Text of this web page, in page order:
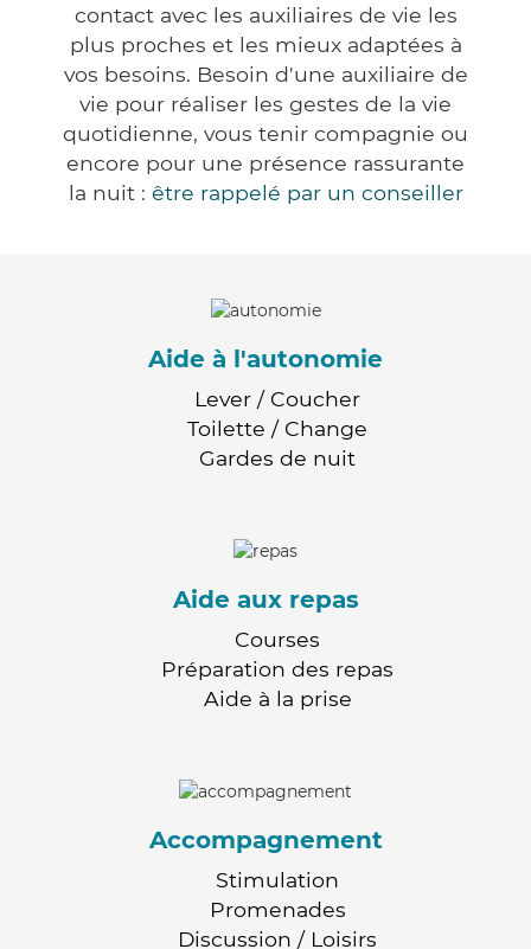
contact avec les auxiliaires de vie les
plus proches et les mieux adaptées à
vos besoins. Besoin d'une auxiliaire de
vie pour réaliser les gestes de la vie
quotidienne, vous tenir compagnie ou
encore pour une présence rassurante
la nuit : être rappelé par un conseiller
Aide à l'autonomie
Lever / Coucher
Toilette / Change
Gardes de nuit
Aide aux repas
Courses
Préparation des repas
Aide à la prise
Accompagnement
Stimulation
Promenades
Discussion / Loisirs